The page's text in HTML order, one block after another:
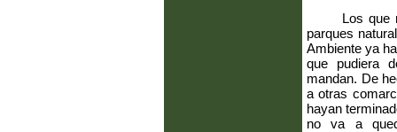
Los que
parques
Ambiente ya
que pudiera
mandan. De
a otras
hayan
no va a